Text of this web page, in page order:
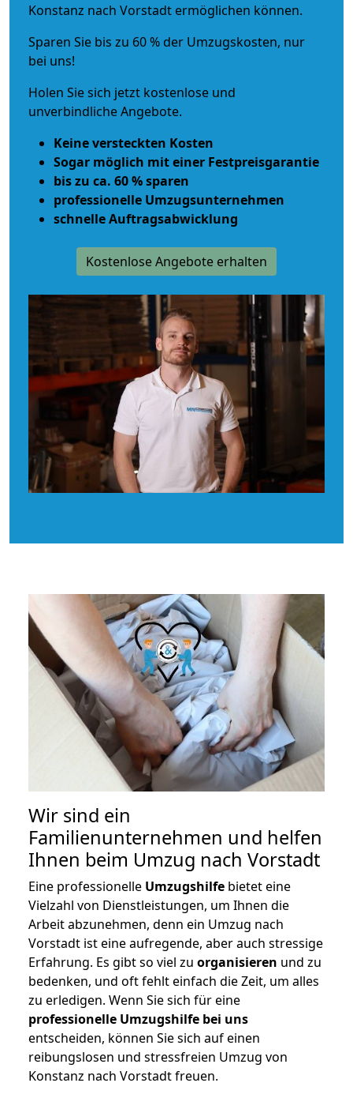
Konstanz nach Vorstadt ermöglichen können.
Sparen Sie bis zu 60 % der Umzugskosten, nur
bei uns!
Holen Sie sich jetzt kostenlose und
unverbindliche Angebote.
Keine versteckten Kosten
Sogar möglich mit einer Festpreisgarantie
bis zu ca. 60 % sparen
professionelle Umzugsunternehmen
schnelle Auftragsabwicklung
Kostenlose Angebote erhalten
Wir sind ein
Familienunternehmen und helfen
Ihnen beim Umzug nach Vorstadt
Eine professionelle Umzugshilfe bietet eine
Vielzahl von Dienstleistungen, um Ihnen die
Arbeit abzunehmen, denn ein Umzug nach
Vorstadt ist eine aufregende, aber auch stressige
Erfahrung. Es gibt so viel zu organisieren und zu
bedenken, und oft fehlt einfach die Zeit, um alles
zu erledigen. Wenn Sie sich für eine
professionelle Umzugshilfe bei uns
entscheiden, können Sie sich auf einen
reibungslosen und stressfreien Umzug von
Konstanz nach Vorstadt freuen.